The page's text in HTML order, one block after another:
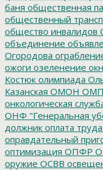
баня общественная
общественный
общество инвалидов
объединение
Огородова
ожоги озеленение
Костюк олимпиада
Казанская ОМОН ОМП
онкологическая
ОНФ "Генеральная
должник оплата труда
оправдательный
оптимизация ОПФР
оружие ОСВВ